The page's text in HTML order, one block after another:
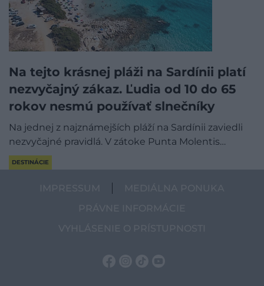
Na tejto krásnej pláži na Sardínii platí
nezvyčajný zákaz. Ľudia od 10 do 65
rokov nesmú používať slnečníky
Na jednej z najznámejších pláží na Sardínii zaviedli
nezvyčajné pravidlá. V zátoke Punta Molentis…
DESTINÁCIE